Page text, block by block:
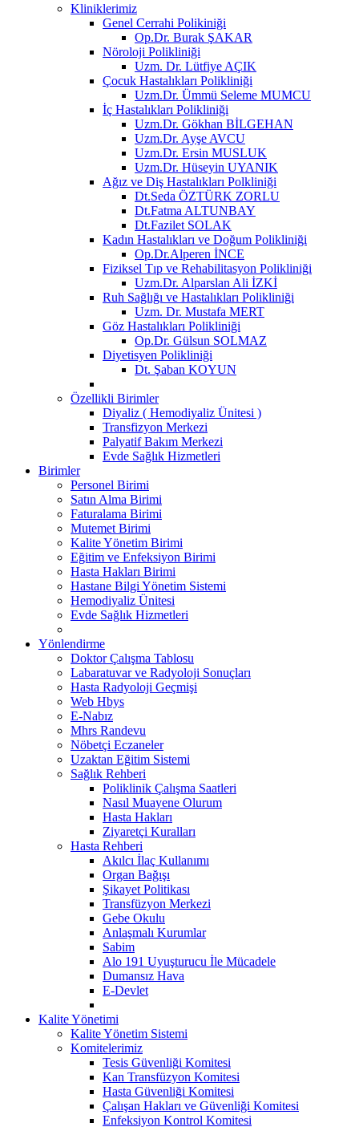
Kliniklerimiz
Genel Cerrahi Polikiniği
Op.Dr. Burak ŞAKAR
Nöroloji Polikliniği
Uzm. Dr. Lütfiye AÇIK
Çocuk Hastalıkları Polikliniği
Uzm.Dr. Ümmü Seleme MUMCU
İç Hastalıkları Polikliniği
Uzm.Dr. Gökhan BİLGEHAN
Uzm.Dr. Ayşe AVCU
Uzm.Dr. Ersin MUSLUK
Uzm.Dr. Hüseyin UYANIK
Ağız ve Diş Hastalıkları Polkliniği
Dt.Seda ÖZTÜRK ZORLU
Dt.Fatma ALTUNBAY
Dt.Fazilet SOLAK
Kadın Hastalıkları ve Doğum Polikliniği
Op.Dr.Alperen İNCE
Fiziksel Tıp ve Rehabilitasyon Polikliniği
Uzm.Dr. Alparslan Ali İZKİ
Ruh Sağlığı ve Hastalıkları Polikliniği
Uzm. Dr. Mustafa MERT
Göz Hastalıkları Polikliniği
Op.Dr. Gülsun SOLMAZ
Diyetisyen Polikliniği
Dt. Şaban KOYUN
Özellikli Birimler
Diyaliz ( Hemodiyaliz Ünitesi )
Transfizyon Merkezi
Palyatif Bakım Merkezi
Evde Sağlık Hizmetleri
Birimler
Personel Birimi
Satın Alma Birimi
Faturalama Birimi
Mutemet Birimi
Kalite Yönetim Birimi
Eğitim ve Enfeksiyon Birimi
Hasta Hakları Birimi
Hastane Bilgi Yönetim Sistemi
Hemodiyaliz Ünitesi
Evde Sağlık Hizmetleri
Yönlendirme
Doktor Çalışma Tablosu
Labaratuvar ve Radyoloji Sonuçları
Hasta Radyoloji Geçmişi
Web Hbys
E-Nabız
Mhrs Randevu
Nöbetçi Eczaneler
Uzaktan Eğitim Sistemi
Sağlık Rehberi
Poliklinik Çalışma Saatleri
Nasıl Muayene Olurum
Hasta Hakları
Ziyaretçi Kuralları
Hasta Rehberi
Akılcı İlaç Kullanımı
Organ Bağışı
Şikayet Politikası
Transfüzyon Merkezi
Gebe Okulu
Anlaşmalı Kurumlar
Sabim
Alo 191 Uyuşturucu İle Mücadele
Dumansız Hava
E-Devlet
Kalite Yönetimi
Kalite Yönetim Sistemi
Komitelerimiz
Tesis Güvenliği Komitesi
Kan Transfüzyon Komitesi
Hasta Güvenliği Komitesi
Çalışan Hakları ve Güvenliği Komitesi
Enfeksiyon Kontrol Komitesi